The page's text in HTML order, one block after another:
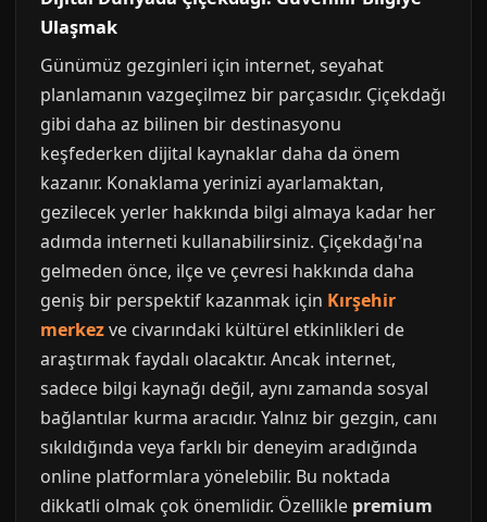
Ulaşmak
Günümüz gezginleri için internet, seyahat
planlamanın vazgeçilmez bir parçasıdır. Çiçekdağı
gibi daha az bilinen bir destinasyonu
keşfederken dijital kaynaklar daha da önem
kazanır. Konaklama yerinizi ayarlamaktan,
gezilecek yerler hakkında bilgi almaya kadar her
adımda interneti kullanabilirsiniz. Çiçekdağı'na
gelmeden önce, ilçe ve çevresi hakkında daha
geniş bir perspektif kazanmak için Kırşehir
merkezve civarındaki kültürel etkinlikleri de
araştırmak faydalı olacaktır. Ancak internet,
sadece bilgi kaynağı değil, aynı zamanda sosyal
bağlantılar kurma aracıdır. Yalnız bir gezgin, canı
sıkıldığında veya farklı bir deneyim aradığında
online platformlara yönelebilir. Bu noktada
dikkatli olmak çok önemlidir. Özellikle premium